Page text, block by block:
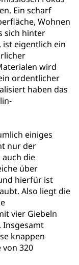
Ein scharf
Wohnen
sich hinter
eigentlich ein
wird
ordentlicher
haben das
einiges
nur der
die
über
hierfür ist
Also liegt die
vier Giebeln
Insgesamt
knappen
320